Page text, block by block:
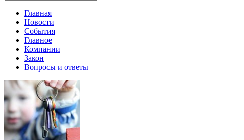
Главная
Новости
События
Главное
Компании
Закон
Вопросы и ответы